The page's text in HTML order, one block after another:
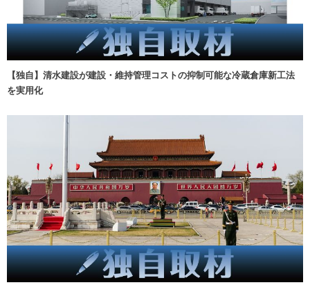
【独自】清水建設が建設・維持管理コストの抑制可能な冷蔵倉庫新工法
を実用化